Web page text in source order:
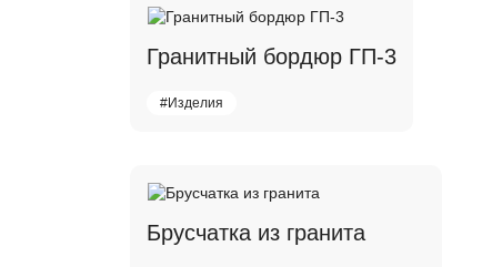
Гранитный бордюр ГП-3
#Изделия
Брусчатка из гранита